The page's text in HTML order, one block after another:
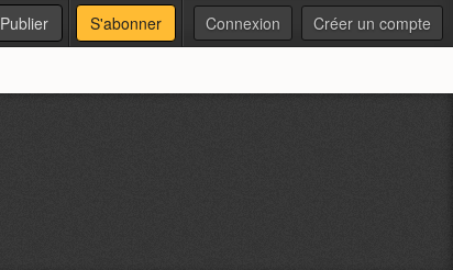
Publier S'abonner Connexion Créer un compte